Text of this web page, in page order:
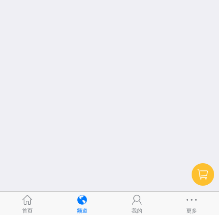
首页 频道 我的 更多